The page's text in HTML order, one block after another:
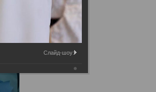
Слайд-шоу: